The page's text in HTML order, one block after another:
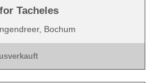
Tacheles
Bochum